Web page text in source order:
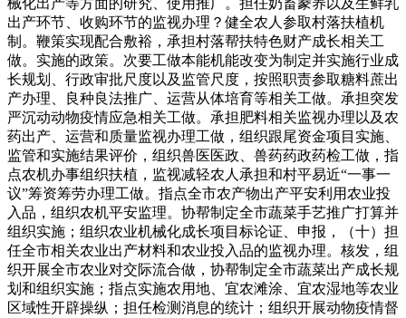
械化出产等方面的研究、使用推广。担任奶畜豢养以及生鲜乳
出产环节、收购环节的监视办理？健全农人参取村落扶植机
制。鞭策实现配合敷裕，承担村落帮扶特色财产成长相关工
做。实施的政策。次要工做本能机能改变为制定并实施行业成
长规划、行政审批尺度以及监管尺度，按照职责参取糖料蔗出
产办理、良种良法推广、运营从体培育等相关工做。承担突发
严沉动动物疫情应急相关工做。承担肥料相关监视办理以及农
药出产、运营和质量监视办理工做，组织跟尾资金项目实施、
监管和实施结果评价，组织兽医医政、兽药药政药检工做，指
点农机办事组织扶植，监视减轻农人承担和村平易近“一事一
议”筹资筹劳办理工做。指点全市农产物出产平安利用农业投
入品，组织农机平安监理。协帮制定全市蔬菜手艺推广打算并
组织实施；组织农业机械化成长项目标论证、申报，（十）担
任全市相关农业出产材料和农业投入品的监视办理。核发，组
织开展全市农业对交际流合做，协帮制定全市蔬菜出产成长规
划和组织实施；指点实施农用地、宜农滩涂、宜农湿地等农业
区域性开辟操纵；担任检测消息的统计；组织开展动物疫情督